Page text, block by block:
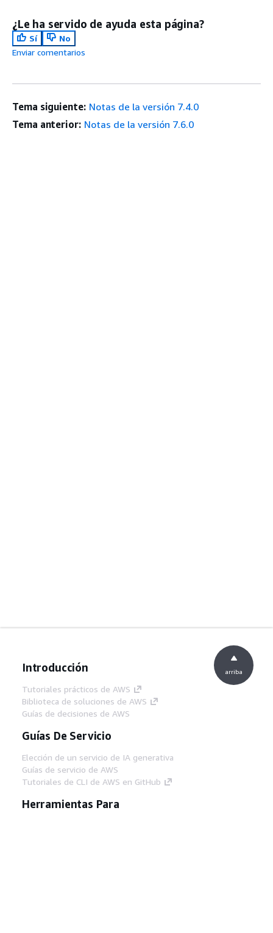
¿Le ha servido de ayuda esta página?
Sí
No
Enviar comentarios
Tema siguiente: Notas de la versión 7.4.0
Tema anterior: Notas de la versión 7.6.0
Introducción
Tutoriales prácticos de AWS
Biblioteca de soluciones de AWS
Guías de decisiones de AWS
Guías De Servicio
Elección de un servicio de IA generativa
Guías de servicio de AWS
Tutoriales de CLI de AWS en GitHub
Herramientas Para
arriba